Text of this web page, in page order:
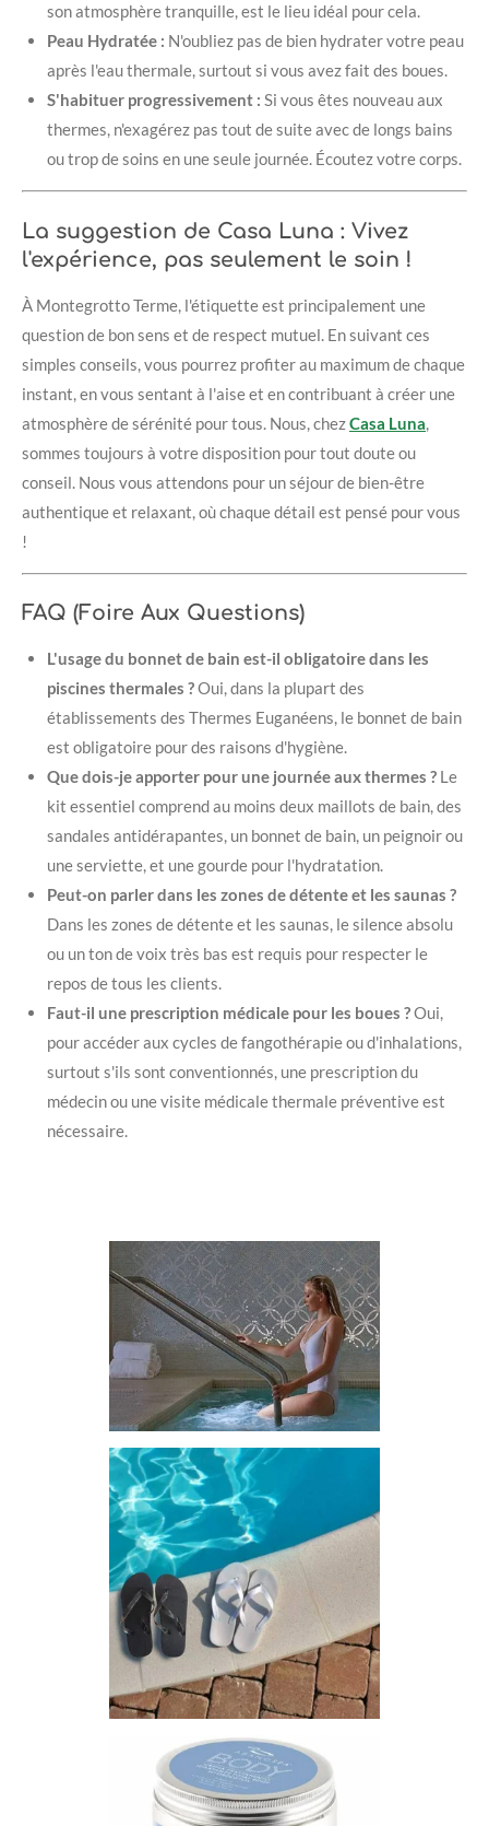
son atmosphère tranquille, est le lieu idéal pour cela.
Peau Hydratée : N'oubliez pas de bien hydrater votre peau
après l'eau thermale, surtout si vous avez fait des boues.
S'habituer progressivement : Si vous êtes nouveau aux
thermes, n'exagérez pas tout de suite avec de longs bains
ou trop de soins en une seule journée. Écoutez votre corps.
La suggestion de Casa Luna : Vivez
l'expérience, pas seulement le soin !
À Montegrotto Terme, l'étiquette est principalement une
question de bon sens et de respect mutuel. En suivant ces
simples conseils, vous pourrez profiter au maximum de chaque
instant, en vous sentant à l'aise et en contribuant à créer une
atmosphère de sérénité pour tous. Nous, chezCasa Luna,
sommes toujours à votre disposition pour tout doute ou
conseil. Nous vous attendons pour un séjour de bien-être
authentique et relaxant, où chaque détail est pensé pour vous
!
FAQ (Foire Aux Questions)
L'usage du bonnet de bain est-il obligatoire dans les
piscines thermales ?Oui, dans la plupart des
établissements des Thermes Euganéens, le bonnet de bain
est obligatoire pour des raisons d'hygiène.
Que dois-je apporter pour une journée aux thermes ?Le
kit essentiel comprend au moins deux maillots de bain, des
sandales antidérapantes, un bonnet de bain, un peignoir ou
une serviette, et une gourde pour l'hydratation.
Peut-on parler dans les zones de détente et les saunas ?
Dans les zones de détente et les saunas, le silence absolu
ou un ton de voix très bas est requis pour respecter le
repos de tous les clients.
Faut-il une prescription médicale pour les boues ?Oui,
pour accéder aux cycles de fangothérapie ou d'inhalations,
surtout s'ils sont conventionnés, une prescription du
médecin ou une visite médicale thermale préventive est
nécessaire.